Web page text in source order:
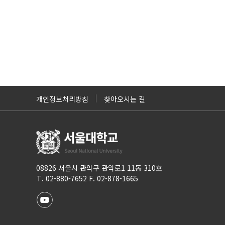
개인정보처리방침 찾아오시는 길
08826 서울시 관악구 관악로1 11동 310호
T. 02-880-7652 F. 02-878-1665